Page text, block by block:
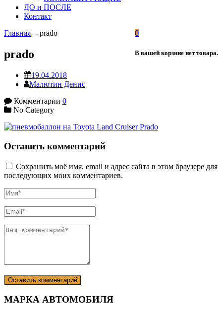
ДО и ПОСЛЕ
Контакт
0
В вашей корзине нет товара.
Главная- - prado
prado
19.04.2018
Малютин Денис
Комментарии 0
No Category
Оставить комментарий
Сохранить моё имя, email и адрес сайта в этом браузере для
последующих моих комментариев.
МАРКА АВТОМОБИЛЯ